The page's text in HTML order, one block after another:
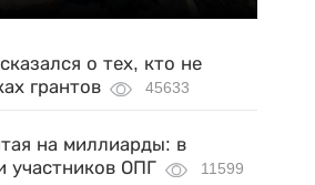
о тех, кто не
грантов
45633
на миллиарды: в
участников ОПГ
11599